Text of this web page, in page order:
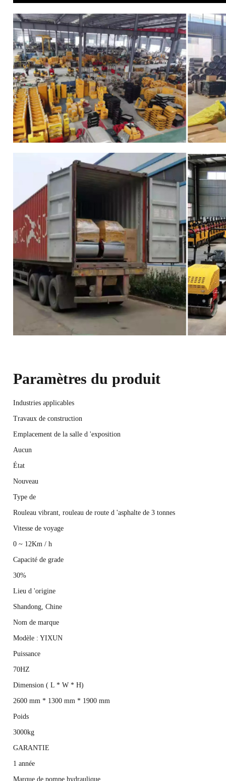
Paramètres du produit
Industries applicables
Travaux de construction
Emplacement de la salle d 'exposition
Aucun
État
Nouveau
Type de
Rouleau vibrant, rouleau de route d 'asphalte de 3 tonnes
Vitesse de voyage
0 ~ 12Km / h
Capacité de grade
30%
Lieu d 'origine
Shandong, Chine
Nom de marque
Modèle : YIXUN
Puissance
70HZ
Dimension ( L * W * H)
2600 mm * 1300 mm * 1900 mm
Poids
3000kg
GARANTIE
1 année
Marque de pompe hydraulique